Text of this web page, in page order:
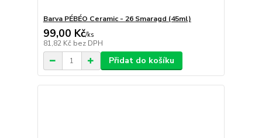
Barva PÉBÉO Ceramic - 26 Smaragd (45ml)
99,00 Kč/ks
81,82 Kč bez DPH
Přidat do košíku